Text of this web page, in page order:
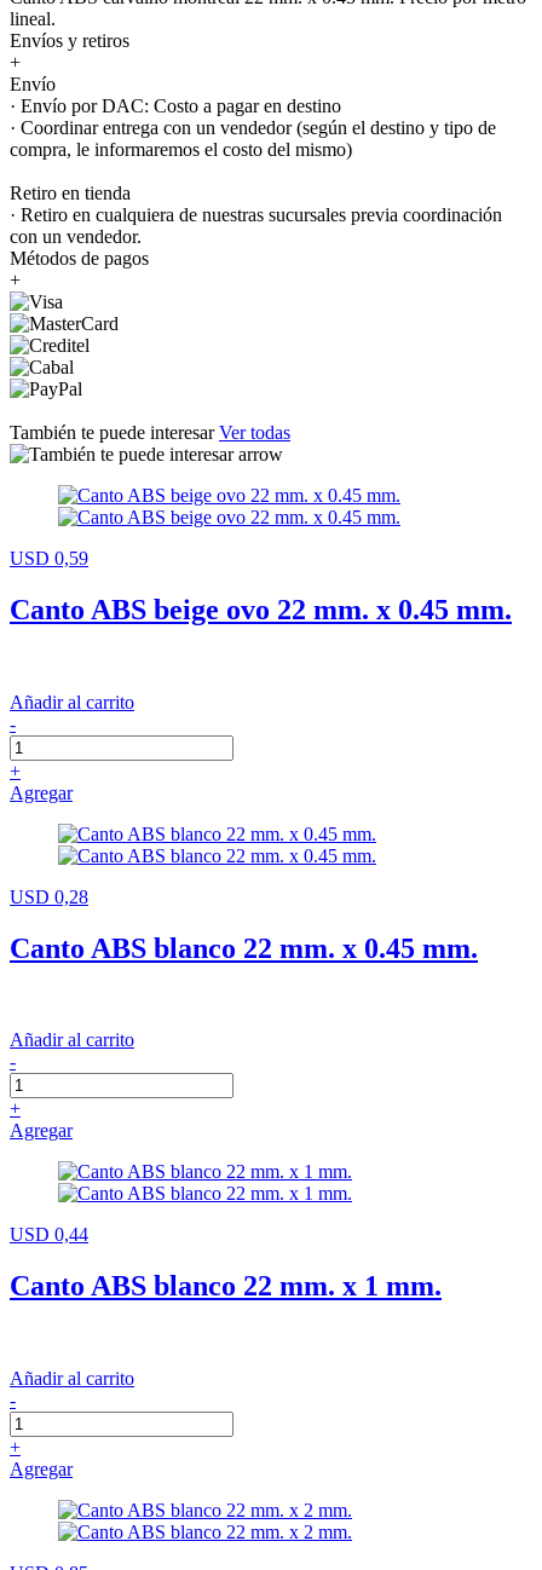
lineal.
Envíos y retiros
+
Envío
· Envío por DAC: Costo a pagar en destino
· Coordinar entrega con un vendedor (según el destino y tipo de
compra, le informaremos el costo del mismo)
Retiro en tienda
· Retiro en cualquiera de nuestras sucursales previa coordinación
con un vendedor.
Métodos de pagos
+
También te puede interesarVer todas
USD 0,59
Canto ABS beige ovo 22 mm. x 0.45 mm.
Añadir al carrito
-
+
Agregar
USD 0,28
Canto ABS blanco 22 mm. x 0.45 mm.
Añadir al carrito
-
+
Agregar
USD 0,44
Canto ABS blanco 22 mm. x 1 mm.
Añadir al carrito
-
+
Agregar